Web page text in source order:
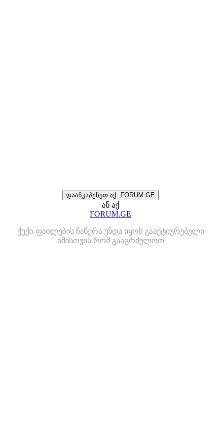
დააწკაპუნეთ აქ: FORUM.GE
ან აქ
FORUM.GE
ქუქი-ფაილების ჩაწერა უნდა იყოს გააქტიურებული
იმისთვის რომ გააგრძელოთ